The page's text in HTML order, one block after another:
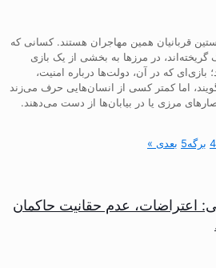
قربانیان همین مهاجران هستند. کسانی که
در مرزها به بخشی از یک بازی
که در آن، دولت‌ها درباره امنیت،
اما کمتر کسی از انسان‌هایی حرف می‌زند
مرزی یا در بیابان‌ها از دست می‌دهند.
برگه5 بعدی »
اعتراضات، عدم حقانیت حاکمان